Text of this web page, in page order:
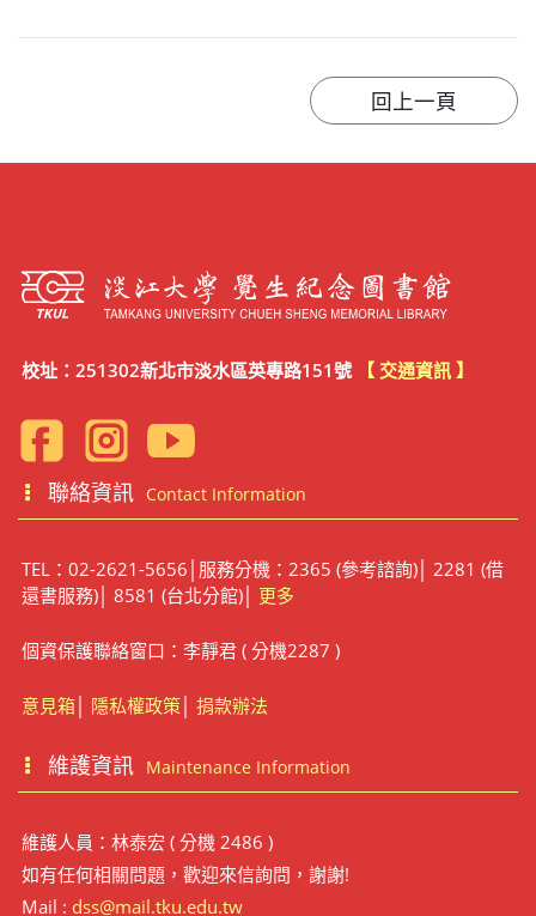
校址：251302新北市淡水區英專路151號 【 交通資訊 】
聯絡資訊 Contact Information
TEL：02-2621-5656│服務分機：2365 (參考諮詢)│ 2281 (借
還書服務)│ 8581 (台北分館)│ 更多
個資保護聯絡窗口：李靜君 ( 分機2287 )
意見箱│ 隱私權政策│ 捐款辦法
維護資訊 Maintenance Information
維護人員：林泰宏 ( 分機 2486 )
如有任何相關問題，歡迎來信詢問，謝謝!
Mail : dss@mail.tku.edu.tw